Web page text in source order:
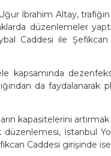
İbrahim Altay, trafiğin
düzenlemeler
Caddesi ile
kapsamında
da faydalanarak
kapasitelerini
düzenlemesi, İstanbul
Caddesi girişinde